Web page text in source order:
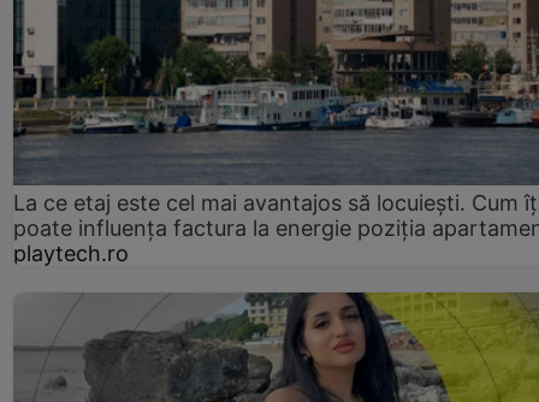
La ce etaj este cel mai avantajos să locuiești. Cum
poate influența factura la energie poziția
playtech.ro